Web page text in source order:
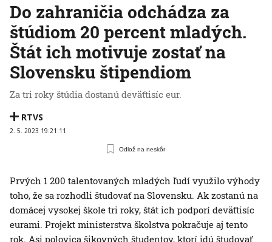
Do zahraničia odchádza za
štúdiom 20 percent mladých.
Štát ich motivuje zostať na
Slovensku štipendiom
Za tri roky štúdia dostanú deväťtisíc eur.
RTVS
2. 5. 2023 19:21:11
Odlož na neskôr
Prvých 1 200 talentovaných mladých ľudí využilo výhody
toho, že sa rozhodli študovať na Slovensku. Ak zostanú na
domácej vysokej škole tri roky, štát ich podporí deväťtisíc
eurami. Projekt ministerstva školstva pokračuje aj tento
rok. Asi polovica šikovných študentov, ktorí idú študovať